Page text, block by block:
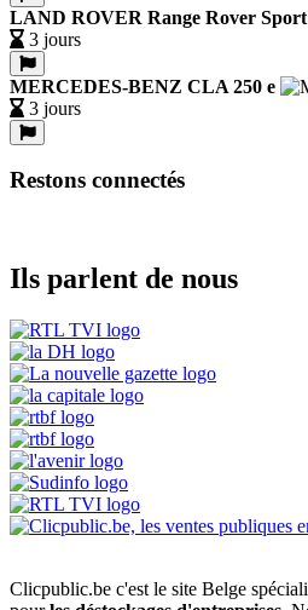
LAND ROVER Range Rover Sport
3 jours
MERCEDES-BENZ CLA 250 e
3 jours
Restons connectés
Ils parlent de nous
Clicpublic.be c'est le site Belge